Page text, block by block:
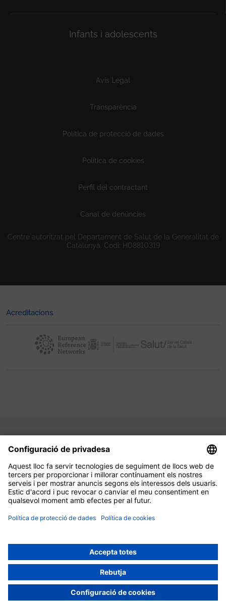
Infants i adolescents
Avís Legal
Transparència
Política de protecció de dades
Política de cookies
Perfil del contractant
Canal de denúncies
Centre autoritzat pel Departament de Salut de la Generalitat de
Catalunya. Codi: H08810319
Acreditacions